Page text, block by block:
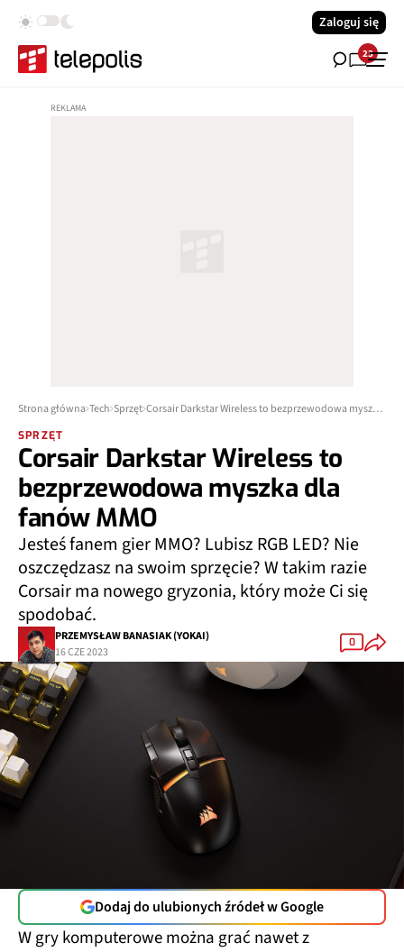
Zaloguj się
23
Strona główna Tech Sprzęt Corsair Darkstar Wireless to bezprzewodowa myszka dla fanów MMO
SPRZĘT
Corsair Darkstar Wireless to
bezprzewodowa myszka dla
fanów MMO
Jesteś fanem gier MMO? Lubisz RGB LED? Nie
oszczędzasz na swoim sprzęcie? W takim razie
Corsair ma nowego gryzonia, który może Ci się
spodobać.
PRZEMYSŁAW BANASIAK (YOKAI)
16 CZE 2023
0
Dodaj do ulubionych źródeł w Google
W gry komputerowe można grać nawet z